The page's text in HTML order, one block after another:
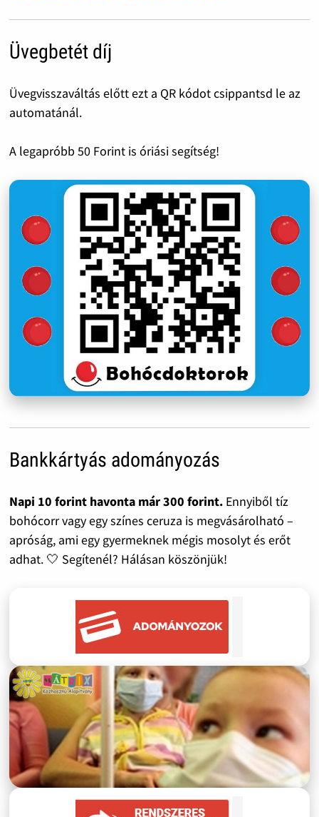
Üvegbetét díj
Üvegvisszaváltás előtt ezt a QR kódot csippantsd le az
automatánál.
A legapróbb 50 Forint is óriási segítség!
Bankkártyás adományozás
Napi 10 forint havonta már 300 forint.Ennyiből tíz
bohócorr vagy egy színes ceruza is megvásárolható –
apróság, ami egy gyermeknek mégis mosolyt és erőt
adhat. 🤍 Segítenél? Hálásan köszönjük!